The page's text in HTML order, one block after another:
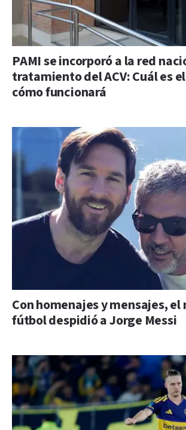
PAMI se incorporó a la red
tratamiento del ACV: Cuál es
cómo funcionará
Con homenajes y mensajes,
fútbol despidió a Jorge Messi